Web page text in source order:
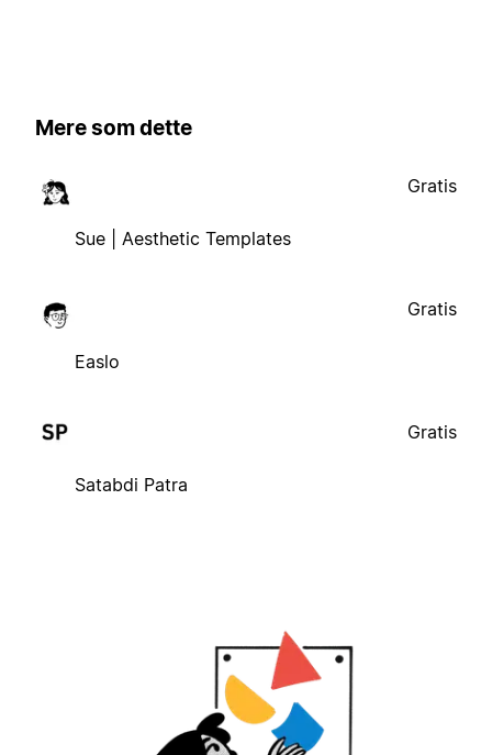
Mere som dette
Sue | Aesthetic Templates
Gratis
Easlo
Gratis
Satabdi Patra
Gratis